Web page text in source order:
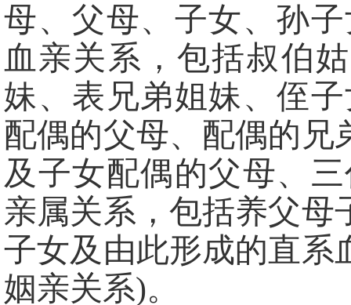
母、父母、子女、孙
血亲关系，包括叔伯
妹、表兄弟姐妹、侄
配偶的父母、配偶的兄
及子女配偶的父母、
亲属关系，包括养父母
子女及由此形成的直系
姻亲关系)。